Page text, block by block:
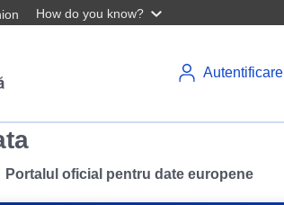
How do you know?
Autentificare
Portalul oficial pentru date europene